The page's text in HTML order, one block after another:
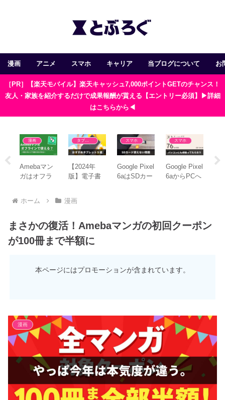
漫画 アニメ スマホ キャリア 当ブログについて お
［PR］【楽天モバイル】楽天キャッシュ7,000ポイントGETのチャンス！
友人・家族を紹介するだけで成果報酬が貰える【エントリー必須】▶詳細
はこちらから◀
漫画
Amebaマン
ガはオフラ
の使い方と
タブレット
【2024年
版】電子書
すすめのタ
スマホ
Google Pixel
6aはSDカー
スマホ
Google Pixel
6aからPCへ
【
ホーム 漫画
まさかの復活！Amebaマンガの初回クーポン
が100冊まで半額に
本ページにはプロモーションが含まれています。
漫画